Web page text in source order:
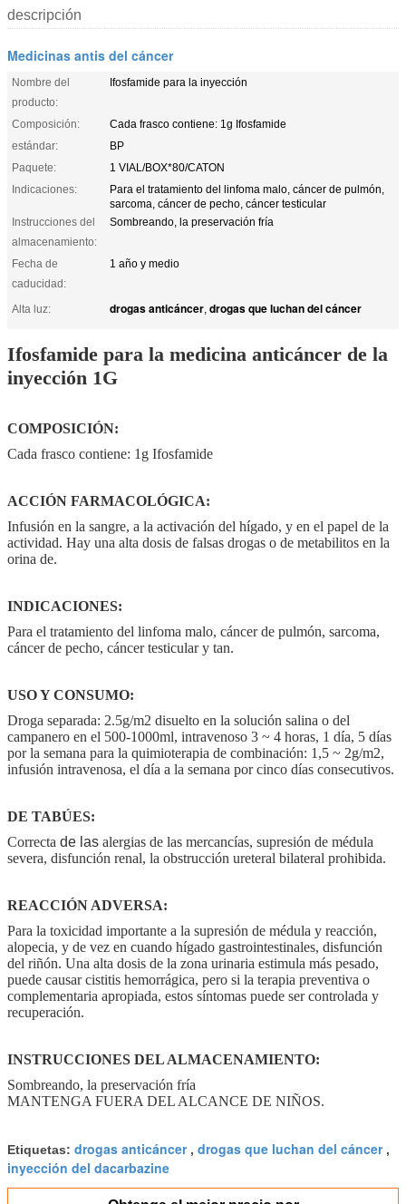
descripción
Medicinas antis del cáncer
Nombre del
producto:
Ifosfamide para la inyección
Composición:
Cada frasco contiene: 1g Ifosfamide
estándar:
BP
Paquete:
1 VIAL/BOX*80/CATON
Indicaciones:
Para el tratamiento del linfoma malo, cáncer de pulmón,
sarcoma, cáncer de pecho, cáncer testicular
Instrucciones del
almacenamiento:
Sombreando, la preservación fría
Fecha de
caducidad:
1 año y medio
Alta luz: drogas anticáncer, drogas que luchan del cáncer
Ifosfamide para la medicina anticáncer de la
inyección 1G
COMPOSICIÓN:
Cada frasco contiene: 1g Ifosfamide
ACCIÓN FARMACOLÓGICA:
Infusión en la sangre, a la activación del hígado, y en el papel de la
actividad. Hay una alta dosis de falsas drogas o de metabilitos en la
orina de.
INDICACIONES:
Para el tratamiento del linfoma malo, cáncer de pulmón, sarcoma,
cáncer de pecho, cáncer testicular y tan.
USO Y CONSUMO:
Droga separada: 2.5g/m2 disuelto en la solución salina o del
campanero en el 500-1000ml, intravenoso 3 ~ 4 horas, 1 día, 5 días
por la semana para la quimioterapia de combinación: 1,5 ~ 2g/m2,
infusión intravenosa, el día a la semana por cinco días consecutivos.
DE TABÚES:
Correcta de las alergias de las mercancías, supresión de médula
severa, disfunción renal, la obstrucción ureteral bilateral prohibida.
REACCIÓN ADVERSA:
Para la toxicidad importante a la supresión de médula y reacción,
alopecia, y de vez en cuando hígado gastrointestinales, disfunción
del riñón. Una alta dosis de la zona urinaria estimula más pesado,
puede causar cistitis hemorrágica, pero si la terapia preventiva o
complementaria apropiada, estos síntomas puede ser controlada y
recuperación.
INSTRUCCIONES DEL ALMACENAMIENTO:
Sombreando, la preservación fría
MANTENGA FUERA DEL ALCANCE DE NIÑOS.
Etiquetas: drogas anticáncer, drogas que luchan del cáncer,
inyección del dacarbazine